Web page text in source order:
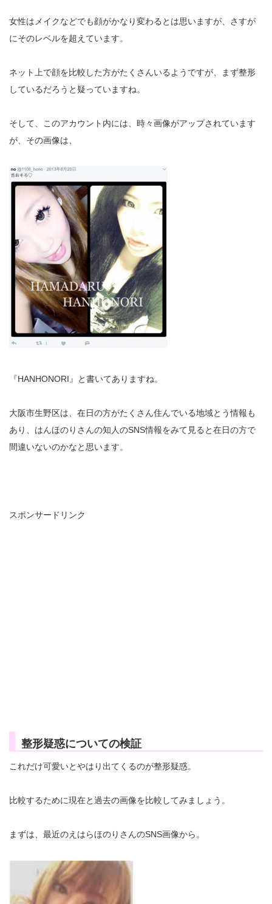
女性はメイクなどでも顔がかなり変わるとは思いますが、さすが
にそのレベルを超えています。
ネット上で顔を比較した方がたくさんいるようですが、まず整形
しているだろうと疑っていますね。
そして、このアカウント内には、時々画像がアップされています
が、その画像は、
『HANHONORI』と書いてありますね。
大阪市生野区は、在日の方がたくさん住んでいる地域とう情報も
あり、はんほのりさんの知人のSNS情報をみて見ると在日の方で
間違いないのかなと思います。
スポンサードリンク
整形疑惑についての検証
これだけ可愛いとやはり出てくるのが整形疑惑。
比較するために現在と過去の画像を比較してみましょう。
まずは、最近のえはらほのりさんのSNS画像から。